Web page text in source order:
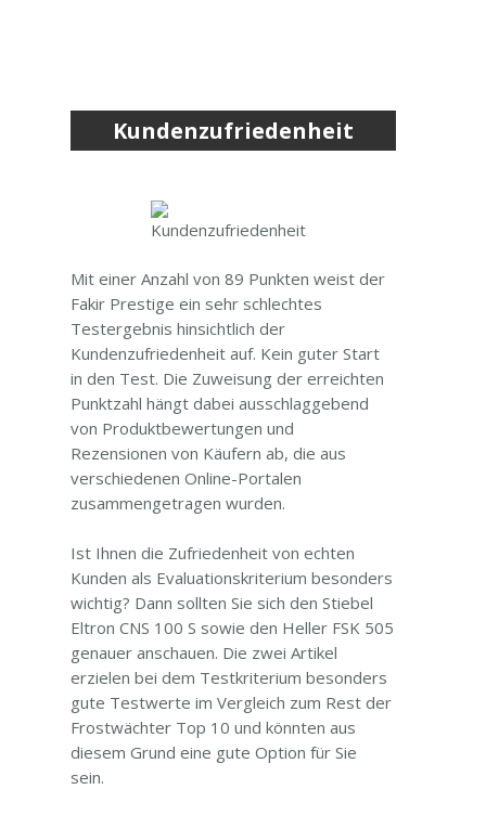
Kundenzufriedenheit
Mit einer Anzahl von 89 Punkten weist der
Fakir Prestige ein sehr schlechtes
Testergebnis hinsichtlich der
Kundenzufriedenheit auf. Kein guter Start
in den Test. Die Zuweisung der erreichten
Punktzahl hängt dabei ausschlaggebend
von Produktbewertungen und
Rezensionen von Käufern ab, die aus
verschiedenen Online-Portalen
zusammengetragen wurden.
Ist Ihnen die Zufriedenheit von echten
Kunden als Evaluationskriterium besonders
wichtig? Dann sollten Sie sich den Stiebel
Eltron CNS 100 S sowie den Heller FSK 505
genauer anschauen. Die zwei Artikel
erzielen bei dem Testkriterium besonders
gute Testwerte im Vergleich zum Rest der
Frostwächter Top 10 und könnten aus
diesem Grund eine gute Option für Sie
sein.